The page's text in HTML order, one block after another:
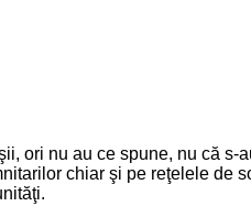
ori nu au ce spune, nu că
chiar şi pe reţelele de